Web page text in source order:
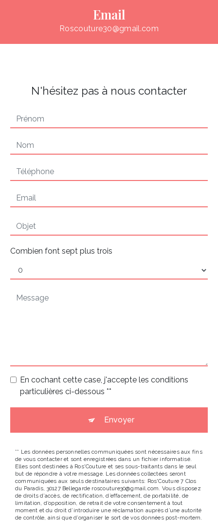
Email
roscouture30@gmail.com
N'hésitez pas à nous contacter
Combien font sept plus trois
En cochant cette case, j'accepte les conditions
particulières ci-dessous **
Envoyer
** Les données personnelles communiquées sont nécessaires aux fins
de vous contacter et sont enregistrées dans un fichier informatisé.
Elles sont destinées à Ros'Couture et ses sous-traitants dans le seul
but de répondre à votre message. Les données collectées seront
communiquées aux seuls destinataires suivants: Ros'Couture 7 Clos
du Paradis, 30127 Bellegarde roscouture30@gmail.com. Vous disposez
de droits d’accès, de rectification, d’effacement, de portabilité, de
limitation, d’opposition, de retrait de votre consentement à tout
moment et du droit d’introduire une réclamation auprès d’une autorité
de contrôle, ainsi que d’organiser le sort de vos données post-mortem.